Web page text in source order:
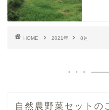
HOME 2021年 8月
自然農野菜セットの